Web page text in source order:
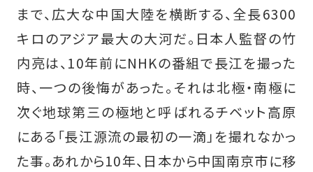
まで、広大な中国大陸を横断する、全長6300
キロのアジア最大の大河だ。日本人監督の竹
内亮は、10年前にNHKの番組で長江を撮った
時、一つの後悔があった。それは北極・南極に
次ぐ地球第三の極地と呼ばれるチベット高原
にある「長江源流の最初の一滴」を撮れなかっ
た事。あれから10年、日本から中国南京市に移